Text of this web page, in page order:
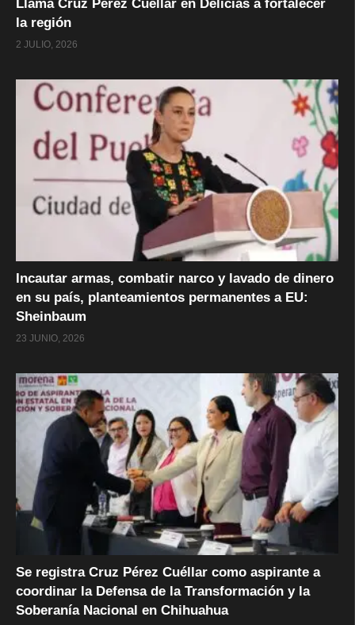
Llama Cruz Pérez Cuéllar en Delicias a fortalecer
la región
2 JULIO, 2026
Incautar armas, combatir narco y lavado de dinero
en su país, planteamientos permanentes a EU:
Sheinbaum
23 JUNIO, 2026
Se registra Cruz Pérez Cuéllar como aspirante a
coordinar la Defensa de la Transformación y la
Soberanía Nacional en Chihuahua